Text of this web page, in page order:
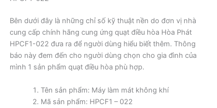
Bên dưới đây là những chỉ số kỹ thuật nền do đơn vị nhà
cung cấp chính hãng cung ứng quạt điều hòa Hòa Phát
HPCF1-022 đưa ra để người dùng hiểu biết thêm. Thông
báo này đem đến cho người dùng chọn cho gia đình của
mình 1 sản phẩm quạt điều hòa phù hợp.
Tên sản phẩm: Máy làm mát không khí
Mã sản phẩm: HPCF1 – 022